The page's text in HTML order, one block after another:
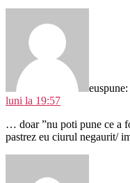
euspune:
luni la 19:57
… doar ”nu poti pune ce a
pastrez eu ciurul negaurit/